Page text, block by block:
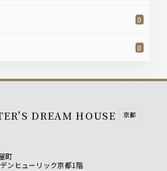
0
0
DREAM HOUSE 京都
町
ンヒューリック京都1階